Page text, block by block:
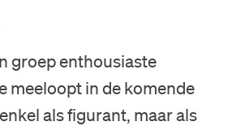
groep enthousiaste
meeloopt in de komende
als figurant, maar als